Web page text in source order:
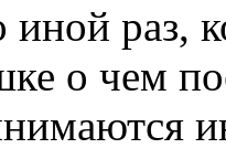
раз,
о чем